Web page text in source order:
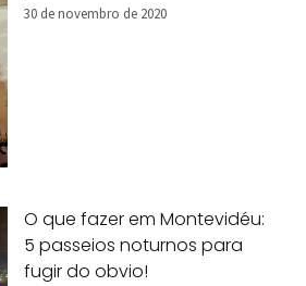
30 de novembro de 2020
O que fazer em Montevidéu:
5 passeios noturnos para
fugir do obvio!